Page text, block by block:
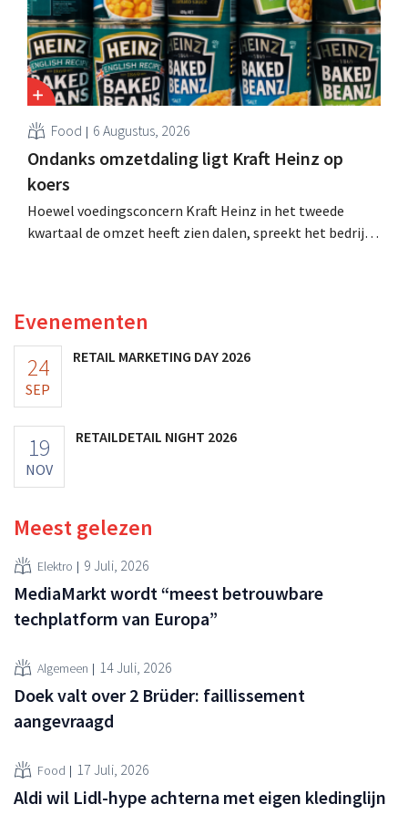
Food 6 Augustus, 2026
Ondanks omzetdaling ligt Kraft Heinz op
koers
Hoewel voedingsconcern Kraft Heinz in het tweede
kwartaal de omzet heeft zien dalen, spreekt het bedrijf
Evenementen
24
SEP
RETAIL MARKETING DAY 2026
19
NOV
RETAILDETAIL NIGHT 2026
Meest gelezen
Elektro 9 Juli, 2026
MediaMarkt wordt “meest betrouwbare
techplatform van Europa”
Algemeen 14 Juli, 2026
Doek valt over 2 Brüder: faillissement
aangevraagd
Food 17 Juli, 2026
Aldi wil Lidl-hype achterna met eigen kledinglijn